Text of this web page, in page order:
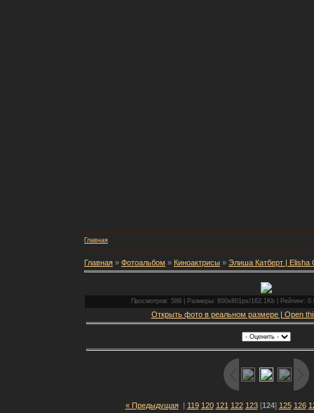
Главная
Главная » Фотоальбом » Киноактрисы » Элиша Катберт | Elisha
Просмотров: 589 | Размеры: 800x801px/162.1Kb | Рейтинг:
Открыть фото в реальном размере | Open
« Предыдущая| 119 120 121 122 123[124] 125 126